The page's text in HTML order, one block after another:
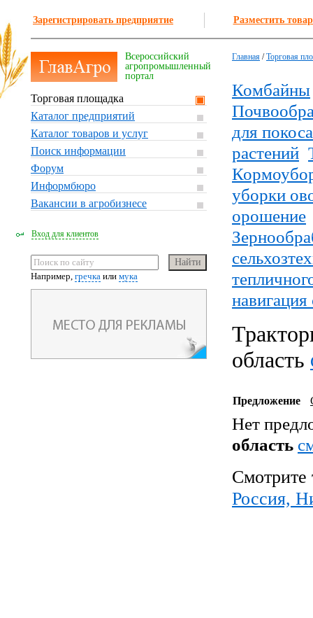
Зарегистрировать предприятие Разместить
Всероссийский
агропромышленный
портал
Торговая площадка
Каталог предприятий
Каталог товаров и услуг
Поиск информации
Форум
Информбюро
Вакансии в агробизнесе
Вход для клиентов
Например, гречка или мука
Главная /Торговая
Комбайны
для покоса
растений
уборки
орошение
навигация
область
Предложение
Нет
область
Смотрите
Россия,